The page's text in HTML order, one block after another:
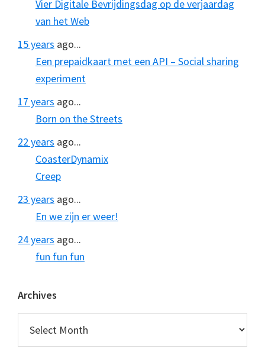
Vier Digitale Bevrijdingsdag op de verjaardag
van het Web
15 years ago...
Een prepaidkaart met een API – Social sharing
experiment
17 years ago...
Born on the Streets
22 years ago...
CoasterDynamix
Creep
23 years ago...
En we zijn er weer!
24 years ago...
fun fun fun
Archives